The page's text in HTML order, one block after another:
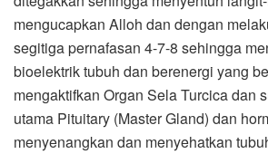
mengucapkan Alloh dan dengan
segitiga pernafasan 4-7-8 sehingga
bioelektrik tubuh dan berenergi yang
mengaktifkan Organ Sela Turcica dan
utama Pituitary (Master Gland) dan
menyenangkan dan menyehatkan